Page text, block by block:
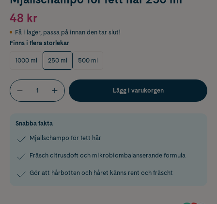
48 kr
Få i lager, passa på innan den tar slut!
Finns i flera storlekar
1000 ml 250 ml 500 ml
Lägg i varukorgen
Snabba fakta
Mjällschampo för fett hår
Fräsch citrusdoft och mikrobiombalanserande formula
Gör att hårbotten och håret känns rent och fräscht